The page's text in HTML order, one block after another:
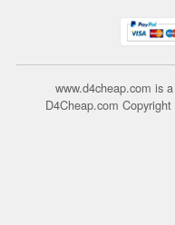
www.d4cheap.com is
D4Cheap.com